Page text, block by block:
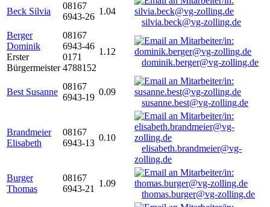
Beck Silvia
08167
6943-26
1.04
silvia.beck@vg-zolling.de
Berger
Dominik
Erster
Bürgermeister
08167
6943-46
0171
4788152
1.12
dominik.berger@vg-zolling.de
Best Susanne
08167
6943-19
0.09
susanne.best@vg-zolling.de
Brandmeier
Elisabeth
08167
6943-13
0.10
elisabeth.brandmeier@vg-
zolling.de
Burger
Thomas
08167
6943-21
1.09
thomas.burger@vg-zolling.de